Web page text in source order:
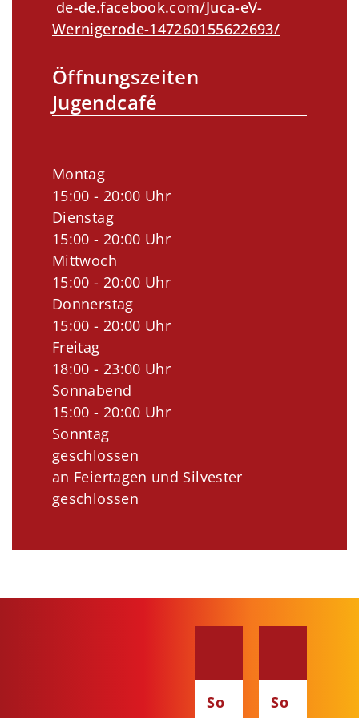
de-de.facebook.com/Juca-eV-
Wernigerode-147260155622693/
Öffnungszeiten
Jugendcafé
Montag
15:00 - 20:00 Uhr
Dienstag
15:00 - 20:00 Uhr
Mittwoch
15:00 - 20:00 Uhr
Donnerstag
15:00 - 20:00 Uhr
Freitag
18:00 - 23:00 Uhr
Sonnabend
15:00 - 20:00 Uhr
Sonntag
geschlossen
an Feiertagen und Silvester
geschlossen
So
So